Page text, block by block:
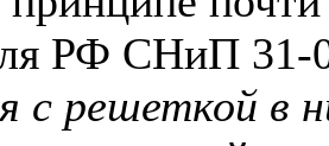
РФ СНиП 31-
с решеткой в